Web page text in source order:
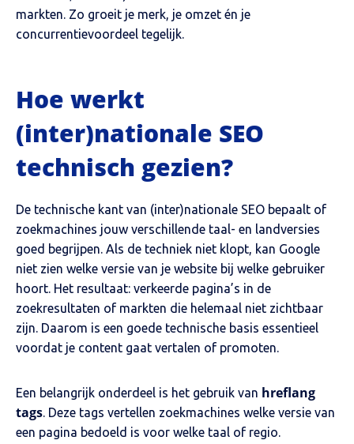
markten. Zo groeit je merk, je omzet én je
concurrentievoordeel tegelijk.
Hoe werkt
(inter)nationale SEO
technisch gezien?
De technische kant van (inter)nationale SEO bepaalt of
zoekmachines jouw verschillende taal- en landversies
goed begrijpen. Als de techniek niet klopt, kan Google
niet zien welke versie van je website bij welke gebruiker
hoort. Het resultaat: verkeerde pagina’s in de
zoekresultaten of markten die helemaal niet zichtbaar
zijn. Daarom is een goede technische basis essentieel
voordat je content gaat vertalen of promoten.
Een belangrijk onderdeel is het gebruik van hreflang
tags. Deze tags vertellen zoekmachines welke versie van
een pagina bedoeld is voor welke taal of regio.